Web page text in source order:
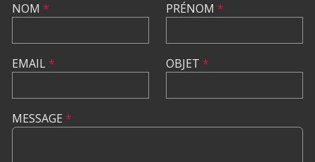
NOM *
EMAIL*
PRÉNOM *
OBJET *
MESSAGE *